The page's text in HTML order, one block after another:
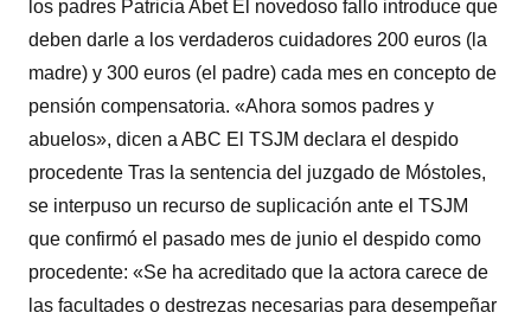
los padres Patricia Abet El novedoso fallo introduce que
deben darle a los verdaderos cuidadores 200 euros (la
madre) y 300 euros (el padre) cada mes en concepto de
pensión compensatoria. «Ahora somos padres y
abuelos», dicen a ABC El TSJM declara el despido
procedente Tras la sentencia del juzgado de Móstoles,
se interpuso un recurso de suplicación ante el TSJM
que confirmó el pasado mes de junio el despido como
procedente: «Se ha acreditado que la actora carece de
las facultades o destrezas necesarias para desempeñar